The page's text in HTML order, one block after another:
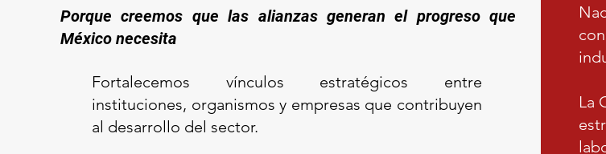
Porque creemos que las alianzas generan el progreso que
México necesita
Fortalecemos vínculos estratégicos entre
instituciones, organismos y empresas que contribuyen
al desarrollo del sector.
La